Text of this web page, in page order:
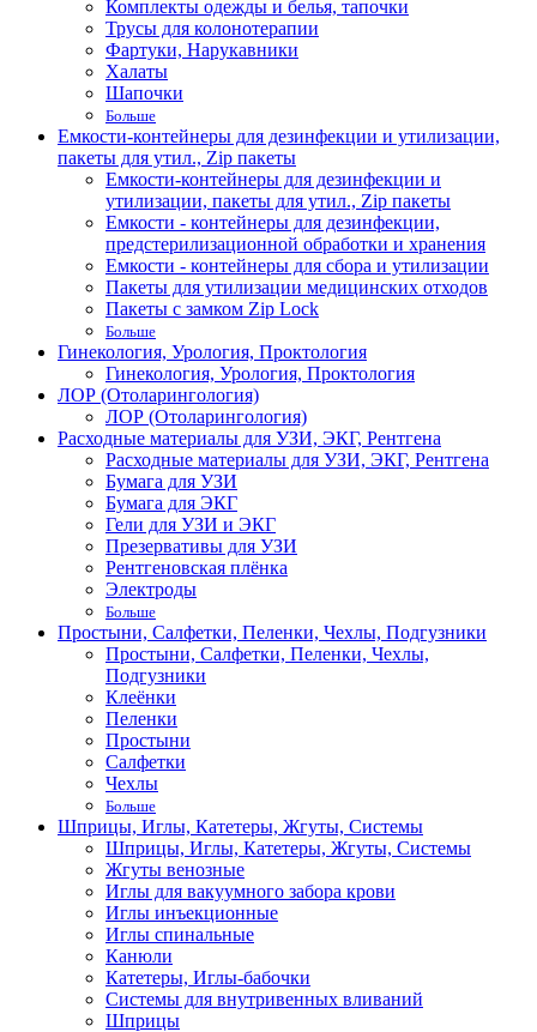
Комплекты одежды и белья, тапочки
Трусы для колонотерапии
Фартуки, Нарукавники
Халаты
Шапочки
Больше
Емкости-контейнеры для дезинфекции и утилизации,
пакеты для утил., Zip пакеты
Емкости-контейнеры для дезинфекции и
утилизации, пакеты для утил., Zip пакеты
Емкости - контейнеры для дезинфекции,
предстерилизационной обработки и хранения
Емкости - контейнеры для сбора и утилизации
Пакеты для утилизации медицинских отходов
Пакеты с замком Zip Lock
Больше
Гинекология, Урология, Проктология
Гинекология, Урология, Проктология
ЛОР (Отоларингология)
ЛОР (Отоларингология)
Расходные материалы для УЗИ, ЭКГ, Рентгена
Расходные материалы для УЗИ, ЭКГ, Рентгена
Бумага для УЗИ
Бумага для ЭКГ
Гели для УЗИ и ЭКГ
Презервативы для УЗИ
Рентгеновская плёнка
Электроды
Больше
Простыни, Салфетки, Пеленки, Чехлы, Подгузники
Простыни, Салфетки, Пеленки, Чехлы,
Подгузники
Клеёнки
Пеленки
Простыни
Салфетки
Чехлы
Больше
Шприцы, Иглы, Катетеры, Жгуты, Системы
Шприцы, Иглы, Катетеры, Жгуты, Системы
Жгуты венозные
Иглы для вакуумного забора крови
Иглы инъекционные
Иглы спинальные
Канюли
Катетеры, Иглы-бабочки
Системы для внутривенных вливаний
Шприцы